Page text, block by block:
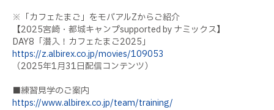
※「カフェたまご」をモバアルZからご紹介
【2025宮崎・都城キャンプsupported by ナミックス】
DAY8「潜入！カフェたまご2025」
https://z.albirex.co.jp/movies/109053
（2025年1月31日配信コンテンツ）
■練習見学のご案内
https://www.albirex.co.jp/team/training/